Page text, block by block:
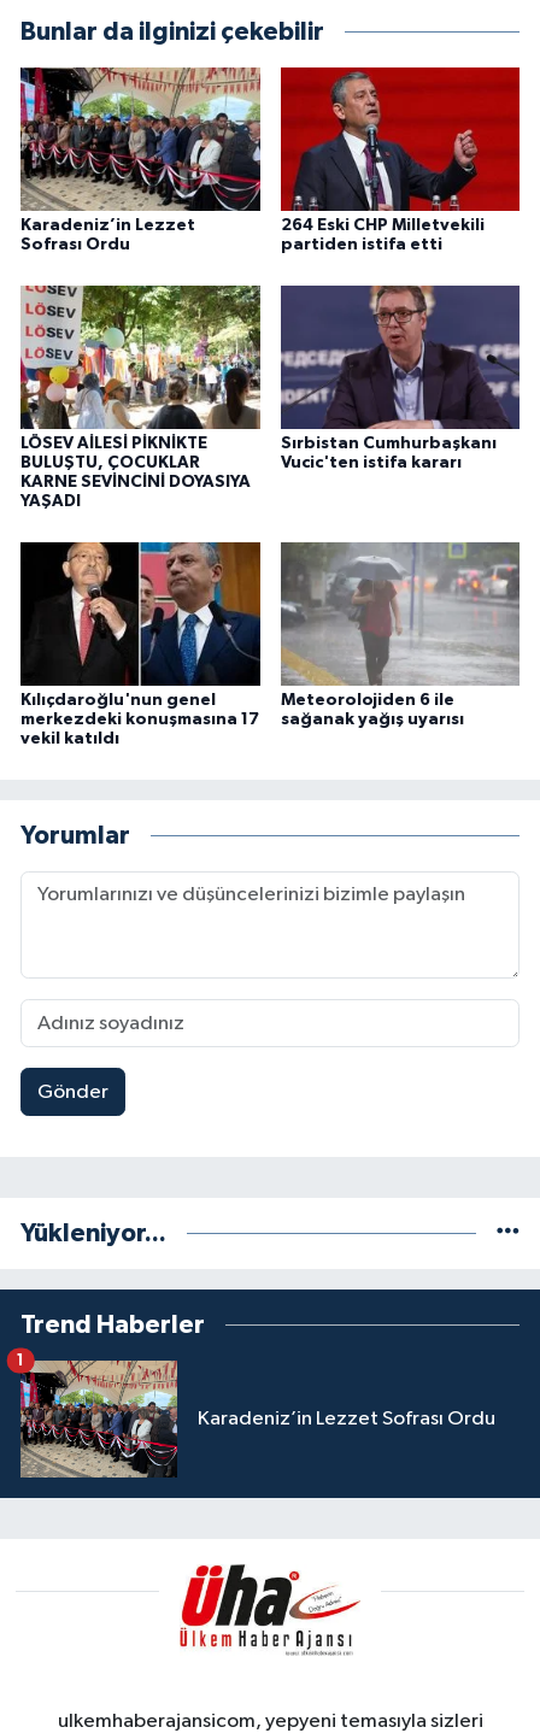
Bunlar da ilginizi çekebilir
Karadeniz’in Lezzet
Sofrası Ordu
264 Eski CHP Milletvekili
partiden istifa etti
LÖSEV AİLESİ PİKNİKTE
BULUŞTU, ÇOCUKLAR
KARNE SEVİNCİNİ DOYASIYA
YAŞADI
Sırbistan Cumhurbaşkanı
Vucic'ten istifa kararı
Kılıçdaroğlu'nun genel
merkezdeki konuşmasına 17
vekil katıldı
Meteorolojiden 6 ile
sağanak yağış uyarısı
Yorumlar
Gönder
Yükleniyor...
Trend Haberler
Karadeniz’in Lezzet Sofrası Ordu
1
ulkemhaberajansicom, yepyeni temasıyla sizleri